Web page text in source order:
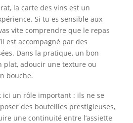
la carte des vins est un
Si tu es sensible aux
vite comprendre que le repas
est accompagné par des
Dans la pratique, un bon
plat, adoucir une texture ou
bouche.
ici un rôle important : ils ne se
des bouteilles prestigieuses,
une continuité entre l’assiette